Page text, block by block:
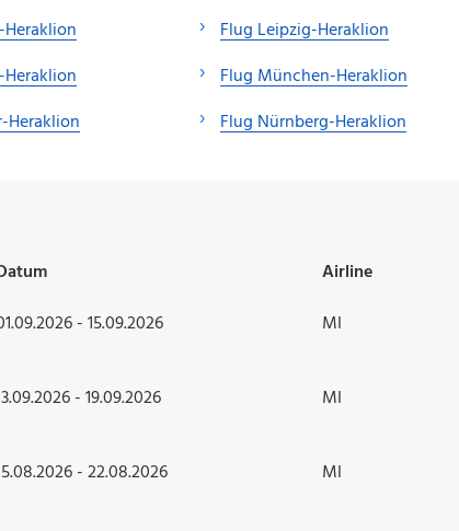
Heraklion
Flug Leipzig-Heraklion
Flug München-Heraklion
Flug Nürnberg-Heraklion
Airline
- 15.09.2026 MI
- 19.09.2026 MI
- 22.08.2026 MI